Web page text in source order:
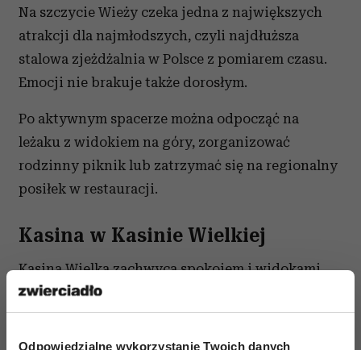
Odpowiedzialne wykorzystanie Twoich danych
Na szczycie Wieży czeka jedna z największych
atrakcji dla najmłodszych, czyli najdłuższa
stalowa zjeżdżalnia w Polsce z pomiarem czasu.
Emocji nie brakuje także dorosłym.
Po aktywnym spacerze można odpocząć na
leżaku z widokiem na góry, zorganizować
rodzinny piknik lub zatrzymać się na regionalny
posiłek w restauracji.
Kasina w Kasinie Wielkiej
Kasina Wielka zachwyca spokojem i widokami
Beskidu Wyspowego. To miejsce dla rodzin, które
lubią aktywnie spędzać czas, ale równie mocno
cenią swobodę i przestrzeń.